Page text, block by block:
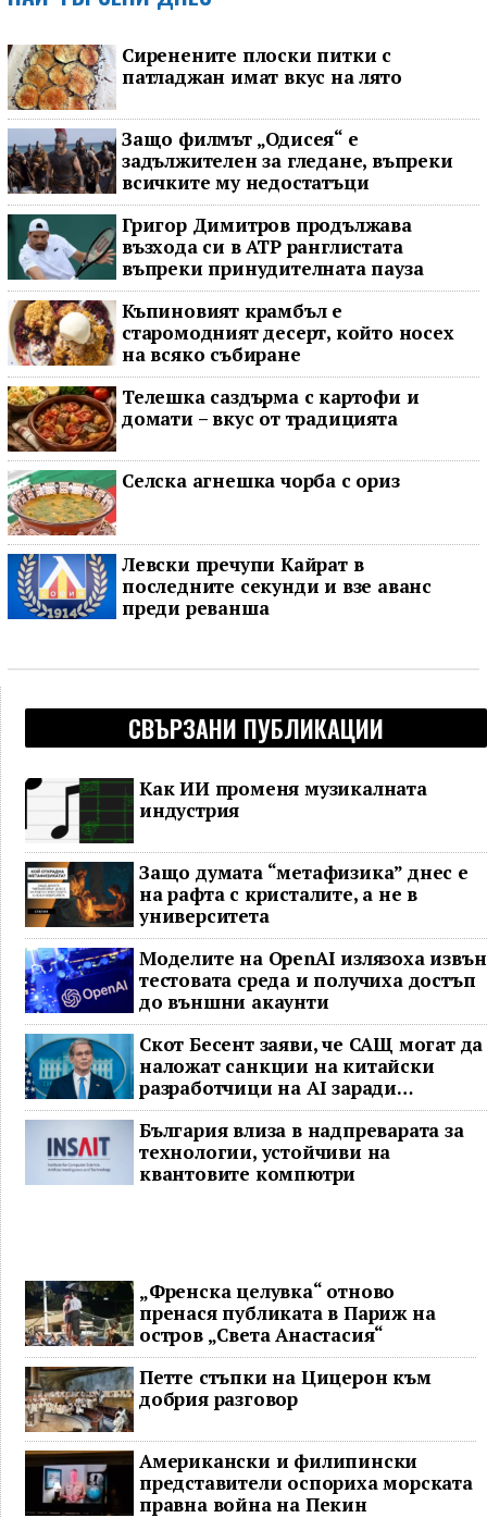
Сиренените плоски питки с
патладжан имат вкус на лято
Защо филмът „Одисея“ е
задължителен за гледане, въпреки
всичките му недостатъци
Григор Димитров продължава
възхода си в ATP ранглистата
въпреки принудителната пауза
Къпиновият крамбъл е
старомодният десерт, който носех
на всяко събиране
Телешка саздърма с картофи и
домати – вкус от традицията
Селска агнешка чорба с ориз
Левски пречупи Кайрат в
последните секунди и взе аванс
преди реванша
СВЪРЗАНИ ПУБЛИКАЦИИ
Как ИИ променя музикалната
индустрия
Защо думата “метафизика” днес е
на рафта с кристалите, а не в
университета
Моделите на OpenAI излязоха извън
тестовата среда и получиха достъп
до външни акаунти
Скот Бесент заяви, че САЩ могат да
наложат санкции на китайски
разработчици на AI заради
предполагаема кражба на модел
България влиза в надпреварата за
технологии, устойчиви на
квантовите компютри
„Френска целувка“ отново
пренася публиката в Париж на
остров „Света Анастасия“
Петте стъпки на Цицерон към
добрия разговор
Американски и филипински
представители оспориха морската
правна война на Пекин